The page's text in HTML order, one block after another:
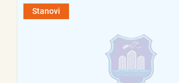
Stanovi